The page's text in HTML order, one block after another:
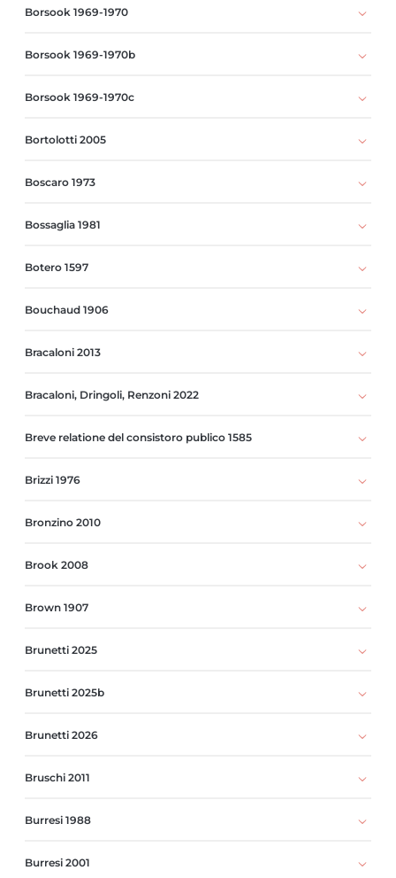
Borsook 1969-1970
Borsook 1969-1970b
Borsook 1969-1970c
Bortolotti 2005
Boscaro 1973
Bossaglia 1981
Botero 1597
Bouchaud 1906
Bracaloni 2013
Bracaloni, Dringoli, Renzoni 2022
Breve relatione del consistoro publico 1585
Brizzi 1976
Bronzino 2010
Brook 2008
Brown 1907
Brunetti 2025
Brunetti 2025b
Brunetti 2026
Bruschi 2011
Burresi 1988
Burresi 2001